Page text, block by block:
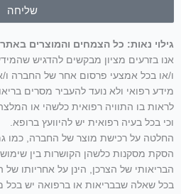
שליחה
גילוי נאות: כל הצמחים והמוצרים
אנו בזרעים מציון מבקשים להדגיש
ו/או בכל אמצעי פרסום אחר של החברה ו/או
מידע רפואי ולא נועד להעביר מסרים
לראות בו התוויה רפואית כלשהי או
וכי בכל בעיה רפואית יש להיוועץ ברופא.
החלטה על רכישת מוצר של החברה, כמו
הסקת מסקנות כלשהן הקושרות בין שימוש
הבריאותי של הצרכן, הינן על אחריותו של
בכל שאלה שבבריאות או ברפואה יש בכל